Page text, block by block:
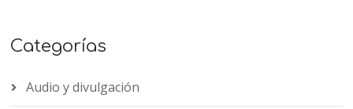
Categorías
Audio y divulgación